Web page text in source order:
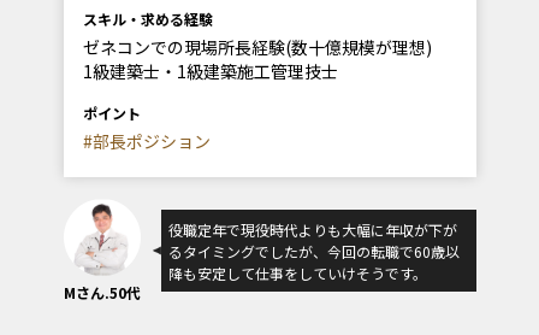
スキル・求める経験
ゼネコンでの現場所長経験(数十億規模が理想)
1級建築士・1級建築施工管理技士
ポイント
#部長ポジション
Mさん.50代
役職定年で現役時代よりも大幅に年収が下が
るタイミングでしたが、今回の転職で60歳以
降も安定して仕事をしていけそうです。